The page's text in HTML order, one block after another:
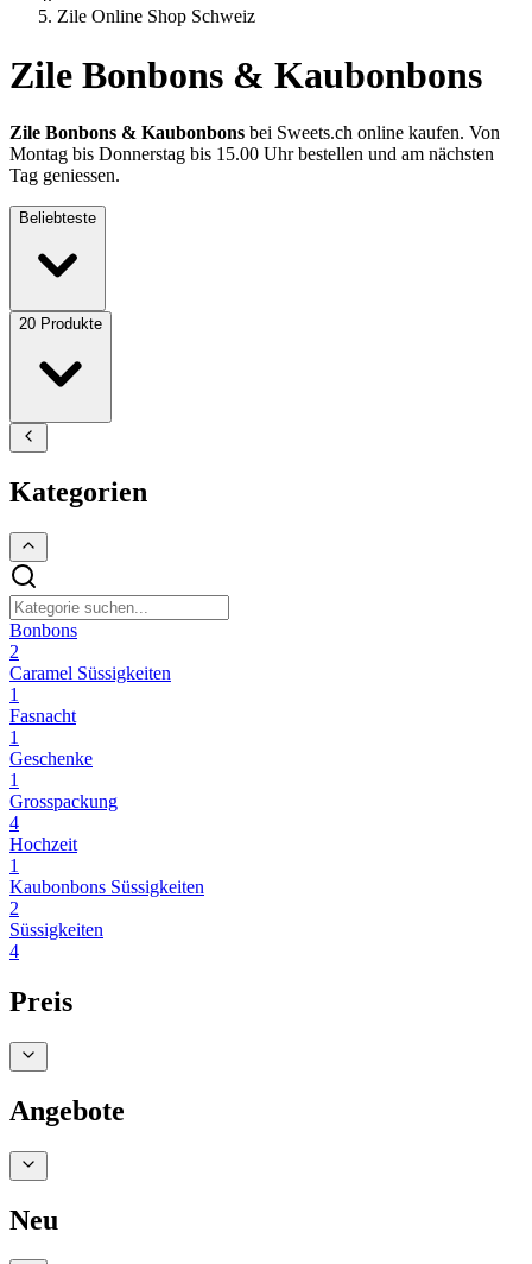
Zile Online Shop Schweiz
Zile Bonbons & Kaubonbons
Zile Bonbons & Kaubonbons bei Sweets.ch online kaufen. Von
Montag bis Donnerstag bis 15.00 Uhr bestellen und am nächsten
Tag geniessen.
Beliebteste
20 Produkte
Kategorien
Bonbons
2
Caramel Süssigkeiten
1
Fasnacht
1
Geschenke
1
Grosspackung
4
Hochzeit
1
Kaubonbons Süssigkeiten
2
Süssigkeiten
4
Preis
Angebote
Neu